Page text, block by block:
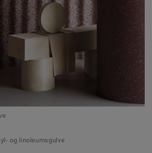
og linoleumsgulve